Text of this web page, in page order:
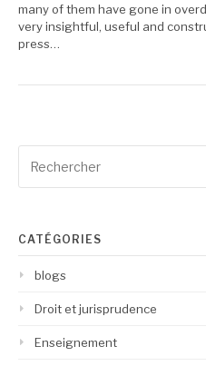
many of them have gone in
very insightful, useful and
press…
pour
:
CATÉGORIES
blogs
Droit et jurisprudence
Enseignement